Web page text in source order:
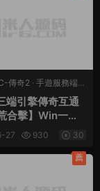
傳奇2 · 手遊服務端·
端引擎傳奇互通
合擊】Win一鍵
安卓蘋果三端
視頻架設教程
27 930 30
薦